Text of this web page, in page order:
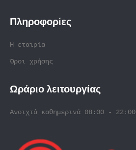
Πληροφορίες
Η εταιρία
Όροι χρήσης
Ωράριο λειτουργίας
Ανοιχτά καθημερινά 08:00 - 22:00